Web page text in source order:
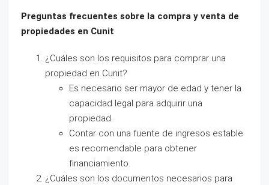
Preguntas frecuentes sobre la compra y venta de
propiedades en Cunit
¿Cuáles son los requisitos para comprar una
propiedad en Cunit?
Es necesario ser mayor de edad y tener la
capacidad legal para adquirir una
propiedad.
Contar con una fuente de ingresos estable
es recomendable para obtener
financiamiento.
¿Cuáles son los documentos necesarios para